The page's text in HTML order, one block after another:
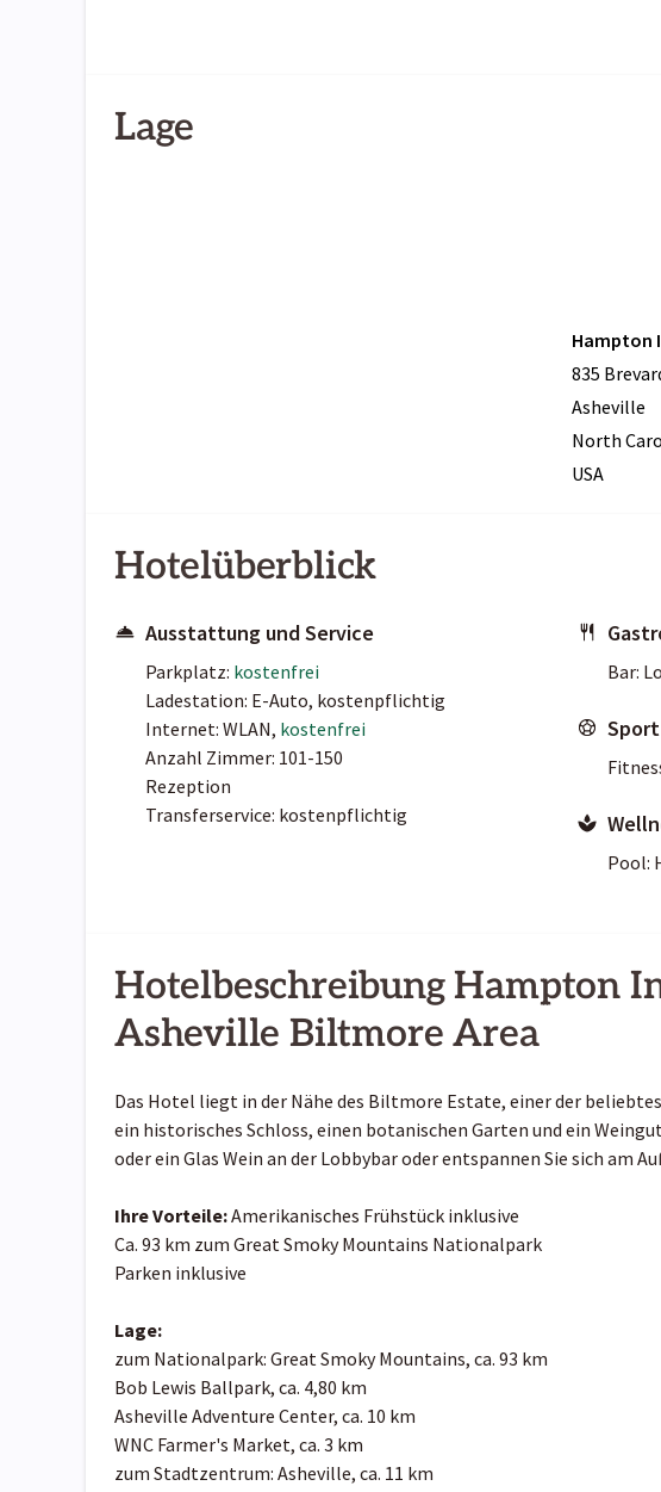
Lage
Hampton
835
Asheville
North
USA
Hotelüberblick
Ausstattung und Service
Parkplatz: kostenfrei
Ladestation: E-Auto, kostenpflichtig
Internet: WLAN, kostenfrei
Anzahl Zimmer: 101-150
Rezeption
Transferservice: kostenpflichtig
Bar:
Pool:
Hotelbeschreibung Hampton
Asheville Biltmore Area
Das Hotel liegt in der Nähe des Biltmore Estate, einer der
ein historisches Schloss, einen botanischen Garten und ein
oder ein Glas Wein an der Lobbybar oder entspannen Sie sich am
Ihre Vorteile:Amerikanisches Frühstück inklusive
Ca. 93 km zum Great Smoky Mountains Nationalpark
Parken inklusive
Lage:
zum Nationalpark: Great Smoky Mountains, ca. 93 km
Bob Lewis Ballpark, ca. 4,80 km
Asheville Adventure Center, ca. 10 km
WNC Farmer's Market, ca. 3 km
zum Stadtzentrum: Asheville, ca. 11 km